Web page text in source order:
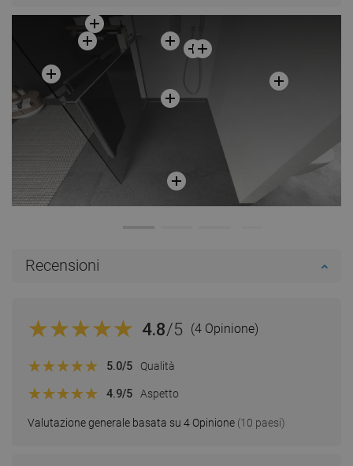
Recensioni
4.8/5 (4 Opinione)
Valutazione generale basata su 4 Opinione (10 paesi)
5.0/5 Qualità
4.9/5 Aspetto